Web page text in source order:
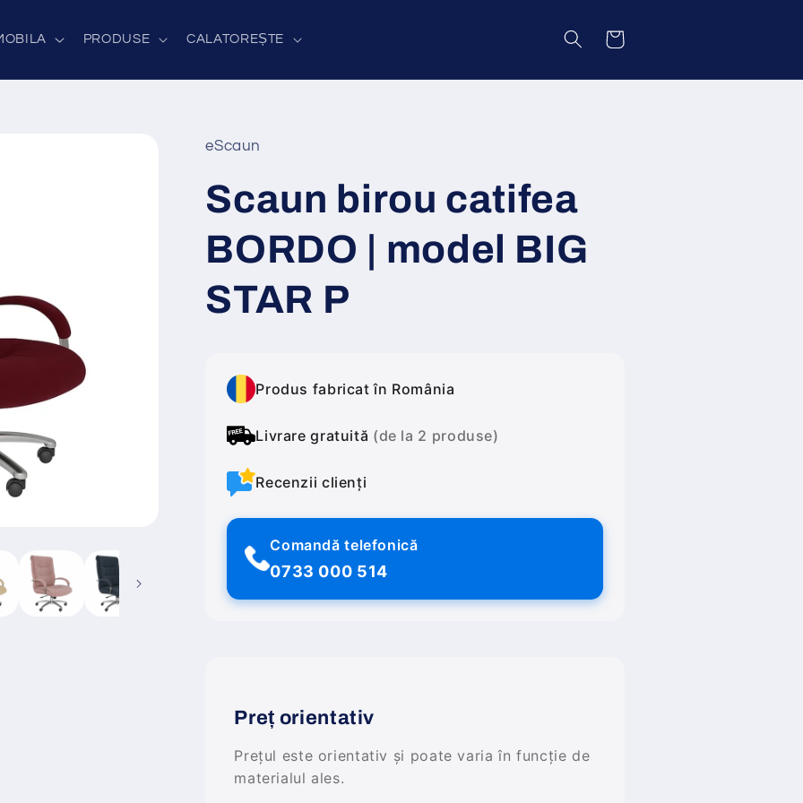
PRODUSE CALATOREȘTE Coș
eScaun
Scaun birou catifea
BORDO | model BIG
STAR P
Produs fabricat în România
Livrare gratuită (de la 2 produse)
Recenzii clienți
Comandă telefonică
0733 000 514
Preț orientativ
Prețul este orientativ și poate varia în funcție de
materialul ales.